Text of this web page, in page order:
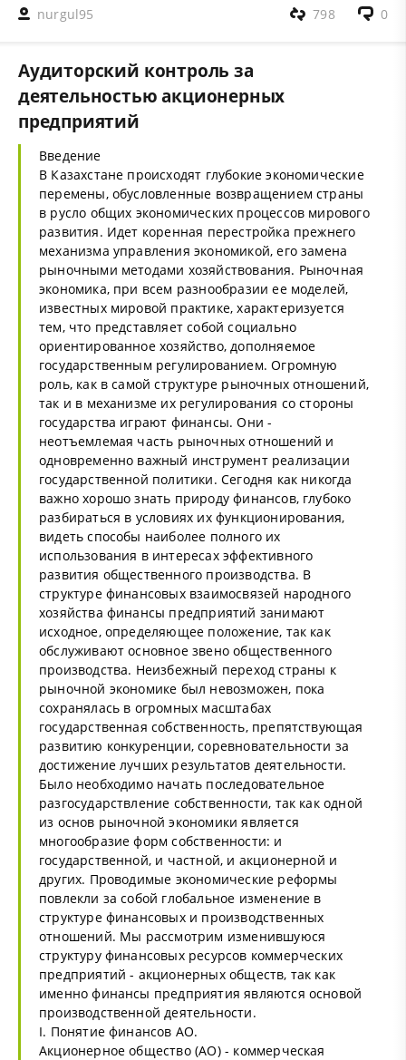
nurgul95 0
798
Аудиторский контроль за
деятельностью акционерных
предприятий
Введение
В Казахстане происходят глубокие экономические
перемены, обусловленные возвращением страны
в русло общих экономических процессов мирового
развития. Идет коренная перестройка прежнего
механизма управления экономикой, его замена
рыночными методами хозяйствования. Рыночная
экономика, при всем разнообразии ее моделей,
известных мировой практике, характеризуется
тем, что представляет собой социально
ориентированное хозяйство, дополняемое
государственным регулированием. Огромную
роль, как в самой структуре рыночных отношений,
так и в механизме их регулирования со стороны
государства играют финансы. Они -
неотъемлемая часть рыночных отношений и
одновременно важный инструмент реализации
государственной политики. Сегодня как никогда
важно хорошо знать природу финансов, глубоко
разбираться в условиях их функционирования,
видеть способы наиболее полного их
использования в интересах эффективного
развития общественного производства. В
структуре финансовых взаимосвязей народного
хозяйства финансы предприятий занимают
исходное, определяющее положение, так как
обслуживают основное звено общественного
производства. Неизбежный переход страны к
рыночной экономике был невозможен, пока
сохранялась в огромных масштабах
государственная собственность, препятствующая
развитию конкуренции, соревновательности за
достижение лучших результатов деятельности.
Было необходимо начать последовательное
разгосударствление собственности, так как одной
из основ рыночной экономики является
многообразие форм собственности: и
государственной, и частной, и акционерной и
других. Проводимые экономические реформы
повлекли за собой глобальное изменение в
структуре финансовых и производственных
отношений. Мы рассмотрим изменившуюся
структуру финансовых ресурсов коммерческих
предприятий - акционерных обществ, так как
именно финансы предприятия являются основой
производственной деятельности.
I. Понятие финансов АО.
Акционерное общество (АО) - коммерческая